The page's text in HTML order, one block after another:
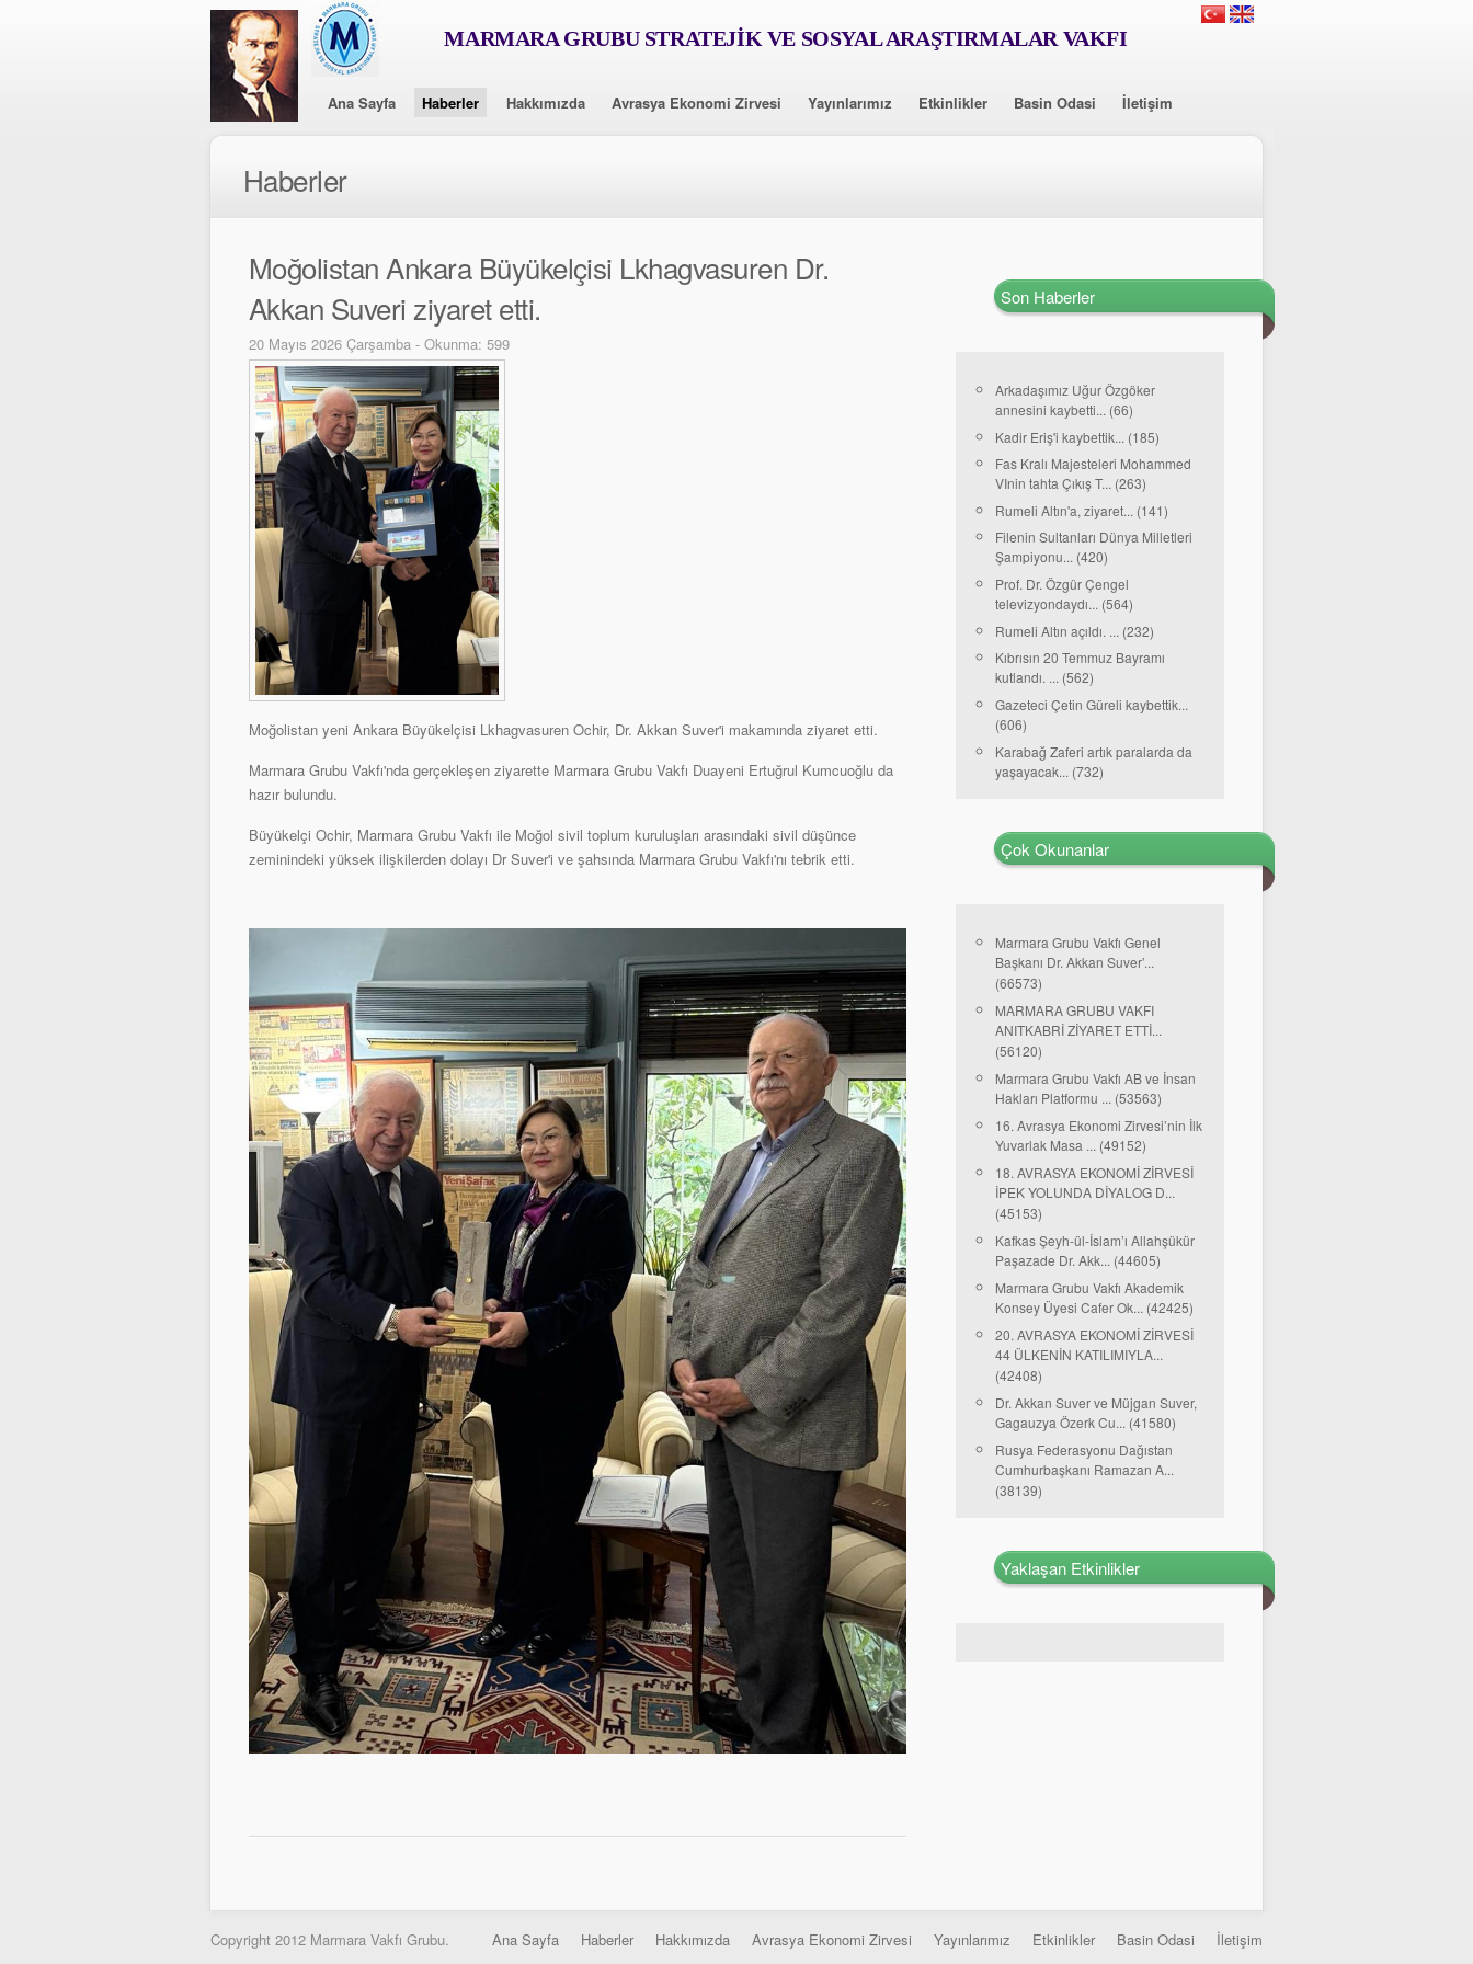
MARMARA GRUBU STRATEJİK VE SOSYAL ARAŞTIRMALAR VAKFI
Ana Sayfa Haberler Hakkımızda Avrasya Ekonomi Zirvesi Yayınlarımız Etkinlikler Basin Odasi İletişim
Haberler
Moğolistan Ankara Büyükelçisi Lkhagvasuren Dr.
Akkan Suveri ziyaret etti.
20 Mayıs 2026 Çarşamba - Okunma: 599
Moğolistan yeni Ankara Büyükelçisi Lkhagvasuren Ochir, Dr. Akkan Suver'i makamında ziyaret etti.
Marmara Grubu Vakfı'nda gerçekleşen ziyarette Marmara Grubu Vakfı Duayeni Ertuğrul Kumcuoğlu da
hazır bulundu.
Büyükelçi Ochir, Marmara Grubu Vakfı ile Moğol sivil toplum kuruluşları arasındaki sivil düşünce
zeminindeki yüksek ilişkilerden dolayı Dr Suver'i ve şahsında Marmara Grubu Vakfı'nı tebrik etti.
Son Haberler
Arkadaşımız Uğur Özgöker
annesini kaybetti... (66)
Kadir Eriş'i kaybettik... (185)
Fas Kralı Majesteleri Mohammed
VInin tahta Çıkış T... (263)
Rumeli Altın'a, ziyaret... (141)
Filenin Sultanları Dünya Milletleri
Şampiyonu... (420)
Prof. Dr. Özgür Çengel
televizyondaydı... (564)
Rumeli Altın açıldı. ... (232)
Kıbrısın 20 Temmuz Bayramı
kutlandı. ... (562)
Gazeteci Çetin Güreli kaybettik...
(606)
Karabağ Zaferi artık paralarda da
yaşayacak... (732)
Çok Okunanlar
Marmara Grubu Vakfı Genel
Başkanı Dr. Akkan Suver’...
(66573)
MARMARA GRUBU VAKFI
ANITKABRİ ZİYARET ETTİ...
(56120)
Marmara Grubu Vakfı AB ve İnsan
Hakları Platformu ... (53563)
16. Avrasya Ekonomi Zirvesi’nin İlk
Yuvarlak Masa ... (49152)
18. AVRASYA EKONOMİ ZİRVESİ
İPEK YOLUNDA DİYALOG D...
(45153)
Kafkas Şeyh-ül-İslam’ı Allahşükür
Paşazade Dr. Akk... (44605)
Marmara Grubu Vakfı Akademik
Konsey Üyesi Cafer Ok... (42425)
20. AVRASYA EKONOMİ ZİRVESİ
44 ÜLKENİN KATILIMIYLA...
(42408)
Dr. Akkan Suver ve Müjgan Suver,
Gagauzya Özerk Cu... (41580)
Rusya Federasyonu Dağıstan
Cumhurbaşkanı Ramazan A...
(38139)
Yaklaşan Etkinlikler
Copyright 2012 Marmara Vakfı Grubu. Ana Sayfa Haberler Hakkımızda Avrasya Ekonomi Zirvesi Yayınlarımız Etkinlikler Basin Odasi İletişim